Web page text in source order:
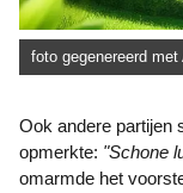
foto gegenereerd
Ook andere partijen spraken hun steun uit, met het CDA dat
opmerkte: "Schone
omarmde het